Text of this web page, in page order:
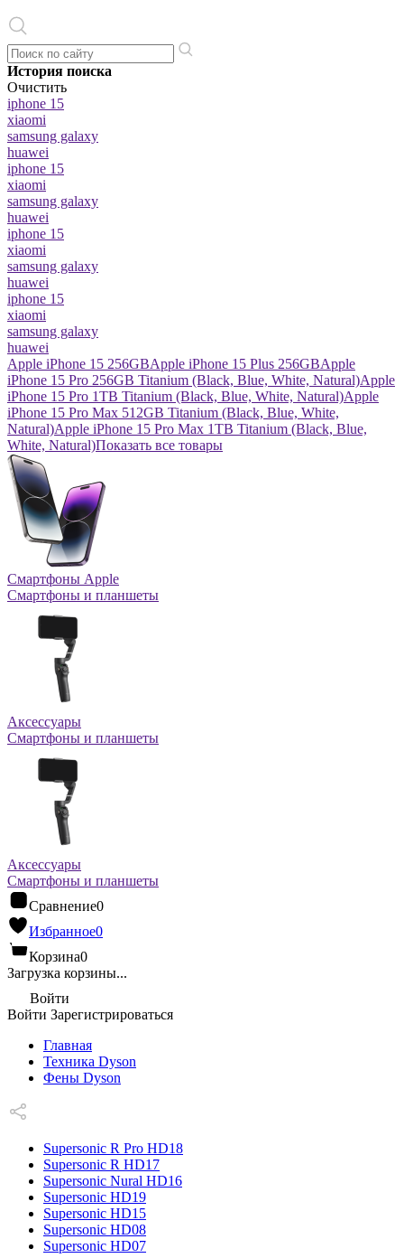
История поиска
Очистить
iphone 15
xiaomi
samsung galaxy
huawei
iphone 15
xiaomi
samsung galaxy
huawei
iphone 15
xiaomi
samsung galaxy
huawei
iphone 15
xiaomi
samsung galaxy
huawei
Apple iPhone 15 256GBApple iPhone 15 Plus 256GBApple
iPhone 15 Pro 256GB Titanium (Black, Blue, White, Natural)Apple
iPhone 15 Pro 1TB Titanium (Black, Blue, White, Natural)Apple
iPhone 15 Pro Max 512GB Titanium (Black, Blue, White,
Natural)Apple iPhone 15 Pro Max 1TB Titanium (Black, Blue,
White, Natural)Показать все товары
Смартфоны Apple
Смартфоны и планшеты
Аксессуары
Смартфоны и планшеты
Аксессуары
Смартфоны и планшеты
Сравнение0
Избранное0
Корзина0
Загрузка корзины...
Войти
Войти Зарегистрироваться
Главная
Техника Dyson
Фены Dyson
Supersonic R Pro HD18
Supersonic R HD17
Supersonic Nural HD16
Supersonic HD19
Supersonic HD15
Supersonic HD08
Supersonic HD07